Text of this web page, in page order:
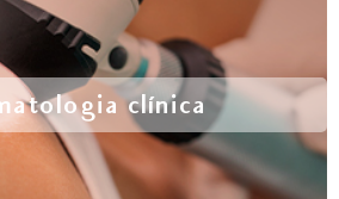
clínica